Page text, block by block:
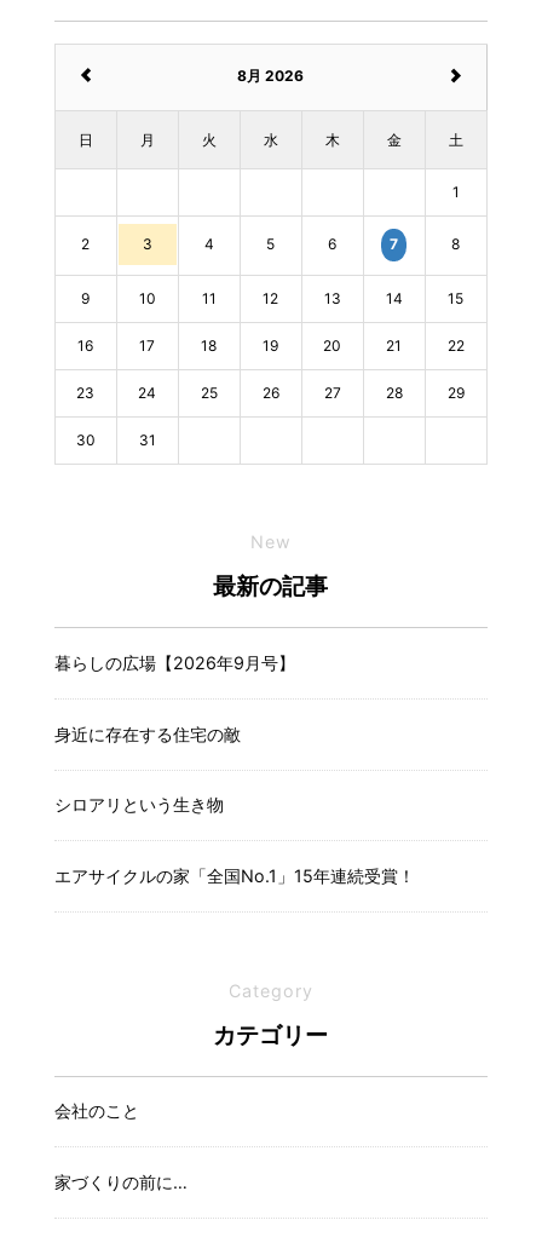
8月 2026
日 月 火 水 木 金 土
1
2 3 4 5 6 7 8
9 10 11 12 13 14 15
16 17 18 19 20 21 22
23 24 25 26 27 28 29
30 31
New
最新の記事
暮らしの広場【2026年9月号】
身近に存在する住宅の敵
シロアリという生き物
エアサイクルの家「全国No.1」15年連続受賞！
Category
カテゴリー
会社のこと
家づくりの前に…